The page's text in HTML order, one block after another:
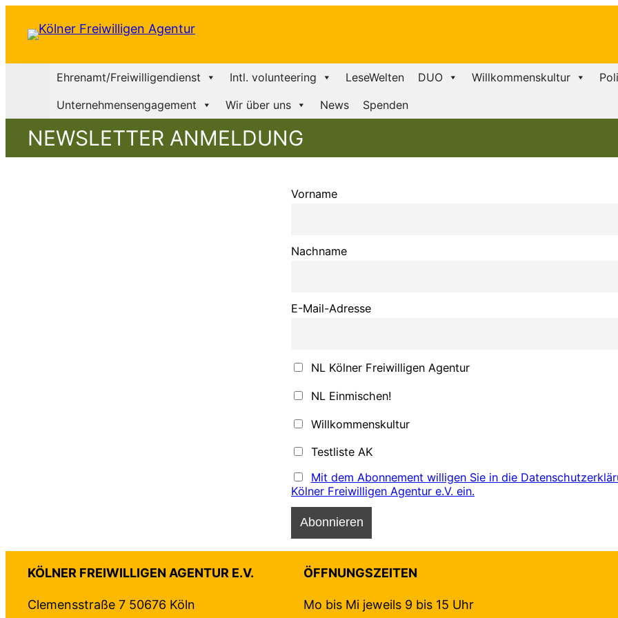
Ehrenamt/Freiwilligendienst Intl. volunteering LeseWelten DUO Willkommenskultur
Unternehmensengagement
Wir über uns News Spenden
NEWSLETTER ANMELDUNG
Vorname
Nachname
E-Mail-Adresse
NL Kölner Freiwilligen Agentur
NL Einmischen!
Willkommenskultur
Testliste AK
Mit dem Abonnement willigen Sie in die
Kölner Freiwilligen Agentur e.V. ein.
KÖLNER FREIWILLIGEN AGENTUR E.V.
Clemensstraße 7 50676 Köln
ÖFFNUNGSZEITEN
Mo bis Mi jeweils 9 bis 15 Uhr